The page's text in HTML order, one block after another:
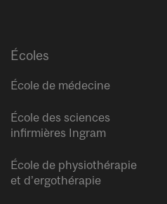
Écoles
École de médecine
École des sciences
infirmières Ingram
École de physiothérapie
et d’ergothérapie